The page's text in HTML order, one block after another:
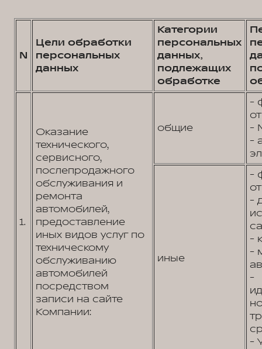
N
Цели обработки
персональных
данных
Категории
персональных
данных,
подлежащих
обработке
1.
Оказание
технического,
сервисного,
послепродажного
обслуживания и
ремонта
автомобилей,
предоставление
иных видов услуг по
техническому
обслуживанию
автомобилей
посредством
записи на сайте
Компании:
общие
-
-
-
иные
-
-
-
-
-
-